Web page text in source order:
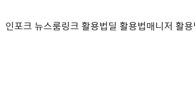
인포크 뉴스룸링크 활용법딜 활용법매니저 활용